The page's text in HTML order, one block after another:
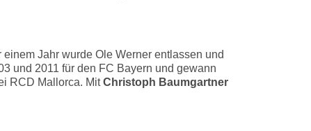
Jahr wurde Ole Werner entlassen und
und 2011 für den FC Bayern und gewann
RCD Mallorca. MitChristoph Baumgartner